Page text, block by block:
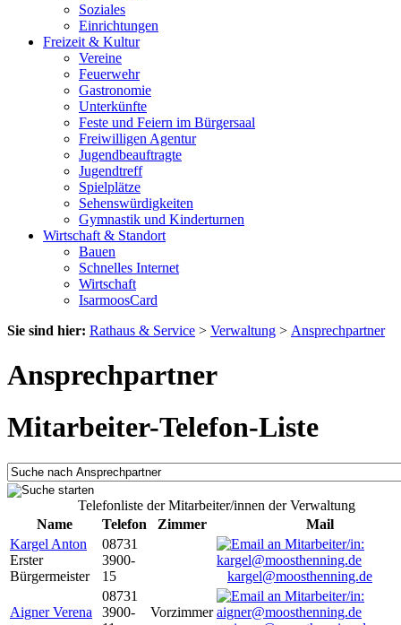
Soziales
Einrichtungen
Freizeit & Kultur
Vereine
Feuerwehr
Gastronomie
Unterkünfte
Feste und Feiern im Bürgersaal
Freiwilligen Agentur
Jugendbeauftragte
Jugendtreff
Spielplätze
Sehenswürdigkeiten
Gymnastik und Kinderturnen
Wirtschaft & Standort
Bauen
Schnelles Internet
Wirtschaft
IsarmoosCard
Sie sind hier: Rathaus & Service > Verwaltung > Ansprechpartner
Ansprechpartner
Mitarbeiter-Telefon-Liste
Telefonliste der Mitarbeiter/innen der Verwaltung
Name
Telefon Zimmer
Mail
Kargel Anton
Erster
Bürgermeister
08731
3900-
15
kargel@moosthenning.de
Aigner Verena
08731
3900-
Vorzimmer